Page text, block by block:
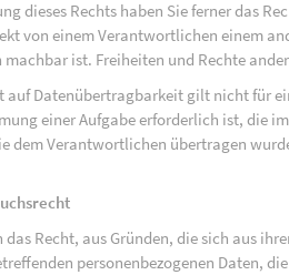
dieses Rechts haben Sie ferner das
von einem Verantwortlichen einem
machbar ist. Freiheiten und Rechte
auf Datenübertragbarkeit gilt nicht für
einer Aufgabe erforderlich ist, die
dem Verantwortlichen übertragen
das Recht, aus Gründen, die sich aus
personenbezogenen Daten,